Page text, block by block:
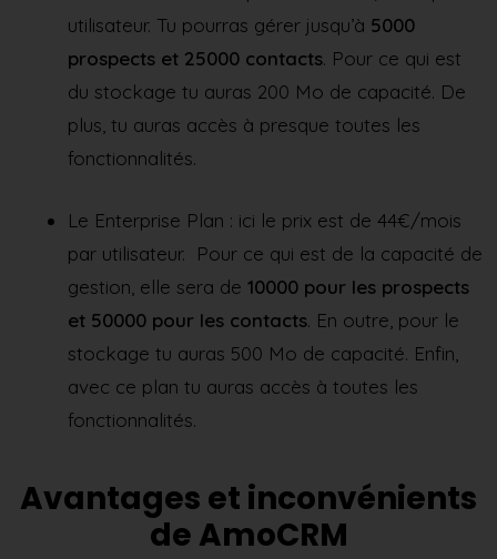
utilisateur. Tu pourras gérer jusqu’à 5000
prospects et 25000 contacts. Pour ce qui est
du stockage tu auras 200 Mo de capacité. De
plus, tu auras accès à presque toutes les
fonctionnalités.
Le Enterprise Plan : ici le prix est de 44€/mois
par utilisateur. Pour ce qui est de la capacité de
gestion, elle sera de 10000 pour les prospects
et 50000 pour les contacts. En outre, pour le
stockage tu auras 500 Mo de capacité. Enfin,
avec ce plan tu auras accès à toutes les
fonctionnalités.
Avantages et inconvénients
de AmoCRM